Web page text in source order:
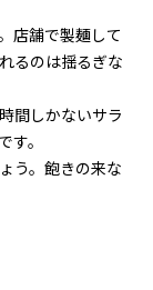
店舗で製麺して
るのは揺るぎな
間しかないサラ
。
う。飽きの来な